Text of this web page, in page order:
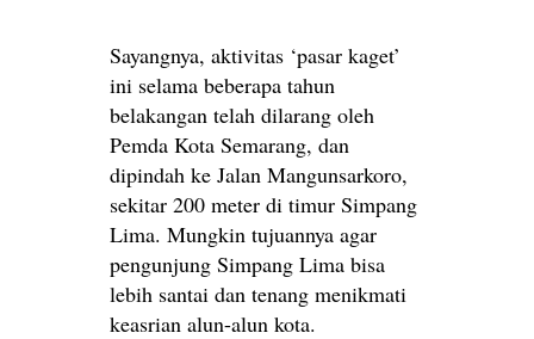
Sayangnya, aktivitas ‘pasar kaget’
ini selama beberapa tahun
belakangan telah dilarang oleh
Pemda Kota Semarang, dan
dipindah ke Jalan Mangunsarkoro,
sekitar 200 meter di timur Simpang
Lima. Mungkin tujuannya agar
pengunjung Simpang Lima bisa
lebih santai dan tenang menikmati
keasrian alun-alun kota.